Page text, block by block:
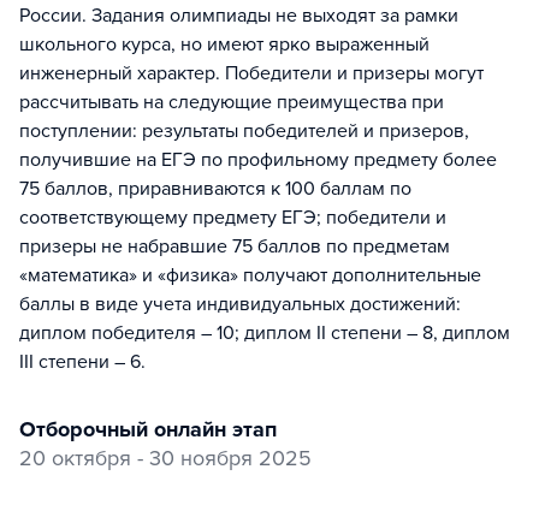
России. Задания олимпиады не выходят за рамки
школьного курса, но имеют ярко выраженный
инженерный характер. Победители и призеры могут
рассчитывать на следующие преимущества при
поступлении: результаты победителей и призеров,
получившие на ЕГЭ по профильному предмету более
75 баллов, приравниваются к 100 баллам по
соответствующему предмету ЕГЭ; победители и
призеры не набравшие 75 баллов по предметам
«математика» и «физика» получают дополнительные
баллы в виде учета индивидуальных достижений:
диплом победителя – 10; диплом II степени – 8, диплом
III степени – 6.
отборочный онлайн этап
20 октября - 30 ноября 2025